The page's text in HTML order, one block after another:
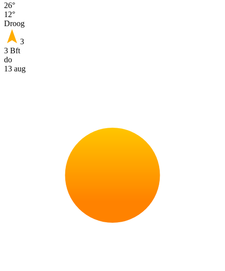
26°
12°
Droog
3
3 Bft
do
13 aug